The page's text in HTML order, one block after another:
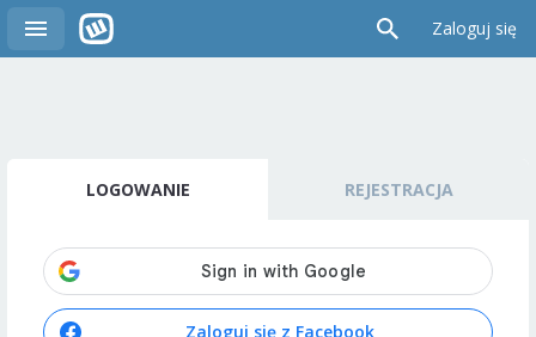
Zaloguj się
LOGOWANIE REJESTRACJA
Zaloguj się z Facebook